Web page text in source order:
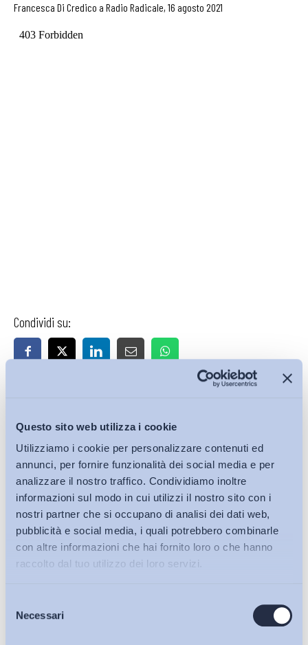
Questo sito web utilizza i cookie
Utilizziamo i cookie per personalizzare contenuti ed
annunci, per fornire funzionalità dei social media e per
analizzare il nostro traffico. Condividiamo inoltre
informazioni sul modo in cui utilizzi il nostro sito con i
nostri partner che si occupano di analisi dei dati web,
pubblicità e social media, i quali potrebbero combinarle
con altre informazioni che hai fornito loro o che hanno
raccolto dal tuo utilizzo dei loro servizi.
delNecessariBollettini ADAPT
Francesca Di Credico a Radio Radicale, 16 agosto 2021
Condividi su: